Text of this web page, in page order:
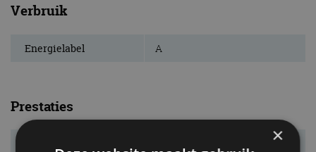
Verbruik
Energielabel A
Prestaties
×